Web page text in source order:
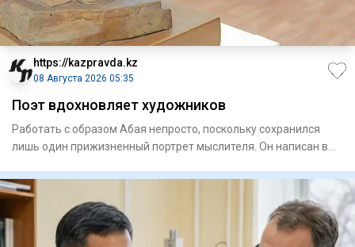
https://kazpravda.kz
08 Августа 2026 05:35
Поэт вдохновляет художников
Работать с образом Абая непросто, поскольку сохранился
лишь один прижизненный портрет мыслителя. Он написан в